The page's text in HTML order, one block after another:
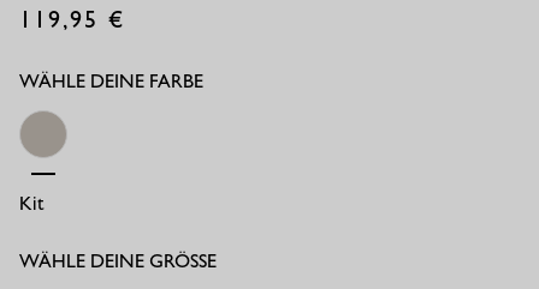
119,95
WÄHLE DEINE FARBE
Kit
WÄHLE DEINE GRÖSSE